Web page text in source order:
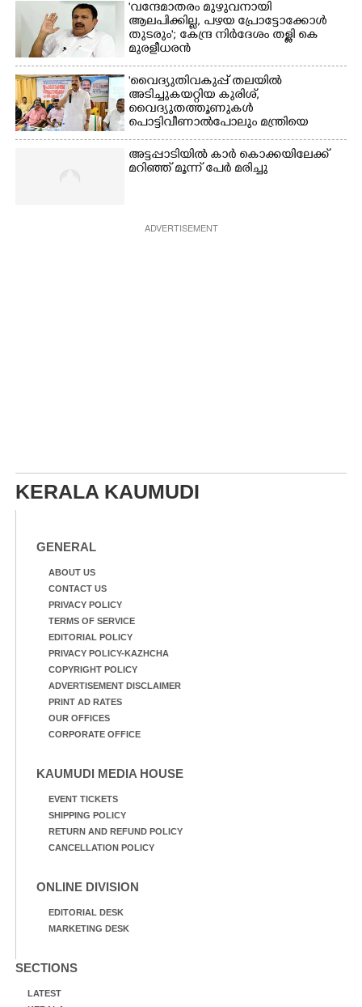
'വന്ദേമാതരം മുഴുവനായി
ആലപിക്കില്ല, പഴയ പ്രോട്ടോക്കോൾ
തുടരും'; കേന്ദ്ര നിർദേശം തള്ളി കെ
മുരളീധരൻ
'വൈദ്യുതിവകുപ്പ് തലയിൽ
അടിച്ചുകയറ്റിയ കുരിശ്‌,
വൈദ്യുതത്തൂണുകൾ
പൊട്ടിവീണാൽപോലും മന്ത്രിയെ
വിളിക്കുന്ന കാലമാണിത്'
അട്ടപ്പാടിയിൽ കാർ കൊക്കയിലേക്ക്
മറിഞ്ഞ് മൂന്ന് പേർ മരിച്ചു
ADVERTISEMENT
KERALA KAUMUDI
GENERAL
ABOUT US
CONTACT US
PRIVACY POLICY
TERMS OF SERVICE
EDITORIAL POLICY
PRIVACY POLICY-KAZHCHA
COPYRIGHT POLICY
ADVERTISEMENT DISCLAIMER
PRINT AD RATES
OUR OFFICES
CORPORATE OFFICE
KAUMUDI MEDIA HOUSE
EVENT TICKETS
SHIPPING POLICY
RETURN AND REFUND POLICY
CANCELLATION POLICY
ONLINE DIVISION
EDITORIAL DESK
MARKETING DESK
SECTIONS
LATEST